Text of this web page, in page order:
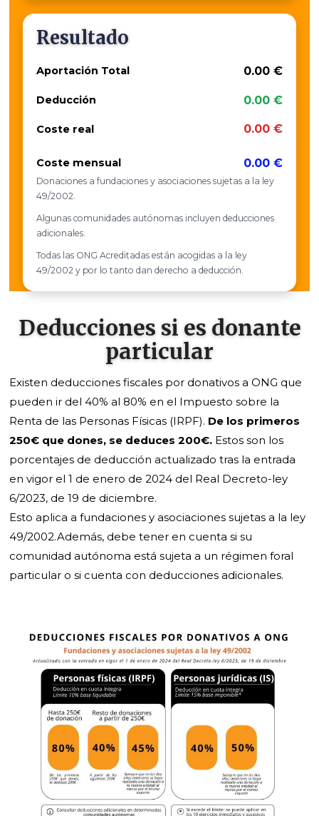
Resultado
Aportación Total 0.00 €
Deducción 0.00 €
Coste real 0.00 €
Coste mensual 0.00 €
Donaciones a fundaciones y asociaciones sujetas a la ley
49/2002.
Algunas comunidades autónomas incluyen deducciones
adicionales.
Todas las ONG Acreditadas están acogidas a la ley
49/2002 y por lo tanto dan derecho a deducción.
Deducciones si es donante
particular
Existen deducciones fiscales por donativos a ONG que
pueden ir del 40% al 80% en el Impuesto sobre la
Renta de las Personas Físicas (IRPF). De los primeros
250€ que dones, se deduces 200€.Estos son los
porcentajes de deducción actualizado tras la entrada
en vigor el 1 de enero de 2024 del Real Decreto-ley
6/2023, de 19 de diciembre.
Esto aplica a fundaciones y asociaciones sujetas a la ley
49/2002.Además, debe tener en cuenta si su
comunidad autónoma está sujeta a un régimen foral
particular o si cuenta con deducciones adicionales.